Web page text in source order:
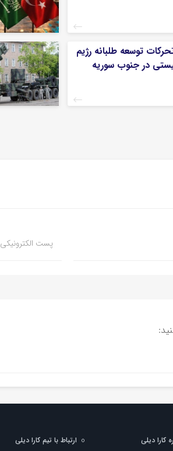
توسعه طلبانه رژیم
در جنوب سوریه
پست الکترونیکی
کارا دیلی ارتباط با تیم کارا دیلی